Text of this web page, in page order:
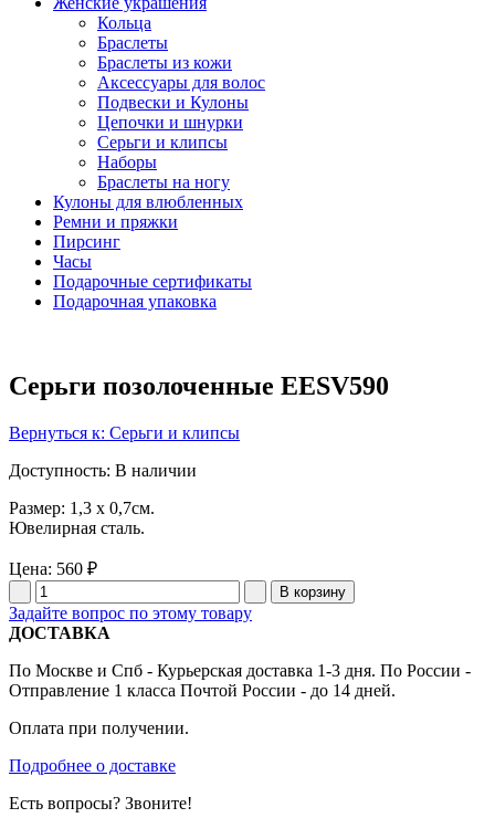
Кольца
Браслеты
Браслеты из кожи
Аксессуары для волос
Подвески и Кулоны
Цепочки и шнурки
Серьги и клипсы
Наборы
Браслеты на ногу
Кулоны для влюбленных
Ремни и пряжки
Пирсинг
Часы
Подарочные сертификаты
Подарочная упаковка
Серьги позолоченные EESV590
Вернуться к: Серьги и клипсы
Доступность: В наличии
Размер: 1,3 x 0,7см.
Ювелирная сталь.
Цена: 560 ₽
Задайте вопрос по этому товару
ДОСТАВКА
По Москве и Спб - Курьерская доставка 1-3 дня. По России -
Отправление 1 класса Почтой России - до 14 дней.
Оплата при получении.
Подробнее о доставке
Есть вопросы? Звоните!